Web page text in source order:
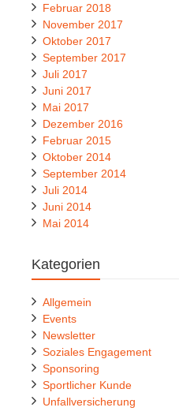
Februar 2018
November 2017
Oktober 2017
September 2017
Juli 2017
Juni 2017
Mai 2017
Dezember 2016
Februar 2015
Oktober 2014
September 2014
Juli 2014
Juni 2014
Mai 2014
Kategorien
Allgemein
Events
Newsletter
Soziales Engagement
Sponsoring
Sportlicher Kunde
Unfallversicherung